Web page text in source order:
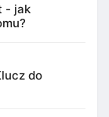
- jak
do